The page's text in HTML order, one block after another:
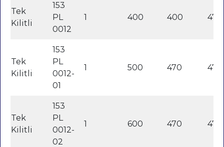
Tek
Kilitli
153
PL
0012
1 400 400 470
Tek
Kilitli
153
PL
0012-
01
1 500 470 470
Tek
Kilitli
153
PL
0012-
02
1 600 470 470